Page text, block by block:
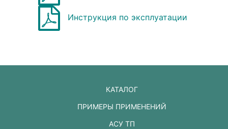
Инструкция по эксплуатации
КАТАЛОГ
ПРИМЕРЫ ПРИМЕНЕНИЙ
АСУ ТП